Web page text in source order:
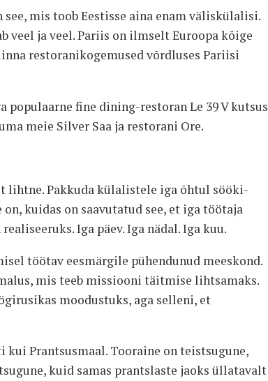
mis toob Eestisse aina enam väliskülalisi.
ja veel. Pariis on ilmselt Euroopa kõige
restoranikogemused võrdluses Pariisi
fine dining-restoran Le 39 V kutsus
meie Silver Saa ja restorani Ore.
lihtne. Pakkuda külalistele iga õhtul sööki-
kuidas on saavutatud see, et iga töötaja
Iga päev. Iga nädal. Iga kuu.
töötav eesmärgile pühendunud meeskond.
mis teeb missiooni täitmise lihtsamaks.
moodustuks, aga selleni, et
Prantsusmaal. Tooraine on teistsugune,
kuid samas prantslaste jaoks üllatavalt